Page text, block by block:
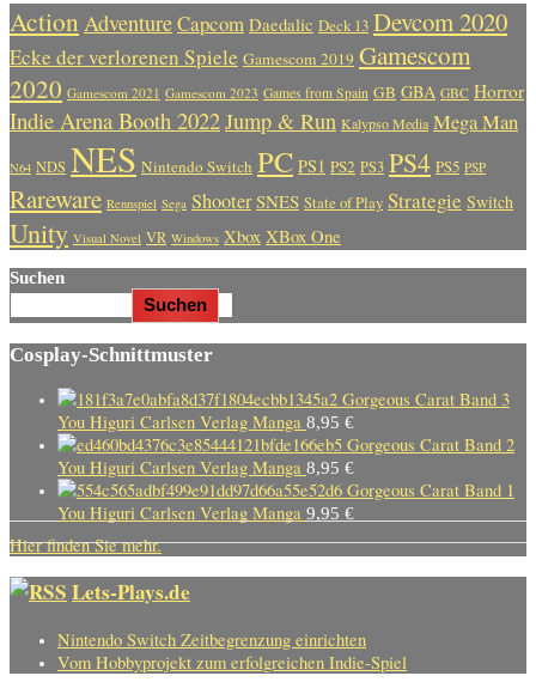
Action AdventureCapcom Daedalic Deck 13 Devcom 2020
Ecke der verlorenen Spiele Gamescom 2019 Gamescom
2020 Gamescom 2021 Gamescom 2023 Games from Spain GB GBA GBC Horror
Indie Arena Booth 2022Jump & Run Kalypso Media Mega Man
N64 NDS NES Nintendo Switch PC PS1 PS2 PS3 PS4 PS5 PSP
Rareware Rennspiel Sega Shooter SNES State of Play Strategie Switch
Unity Visual Novel VR Windows Xbox XBox One
Suchen
Suchen
Cosplay-Schnittmuster
Gorgeous Carat Band 3
You Higuri Carlsen Verlag Manga 8,95 €
Gorgeous Carat Band 2
You Higuri Carlsen Verlag Manga 8,95 €
Gorgeous Carat Band 1
You Higuri Carlsen Verlag Manga 9,95 €
Hier finden Sie mehr.
Lets-Plays.de
Nintendo Switch Zeitbegrenzung einrichten
Vom Hobbyprojekt zum erfolgreichen Indie-Spiel